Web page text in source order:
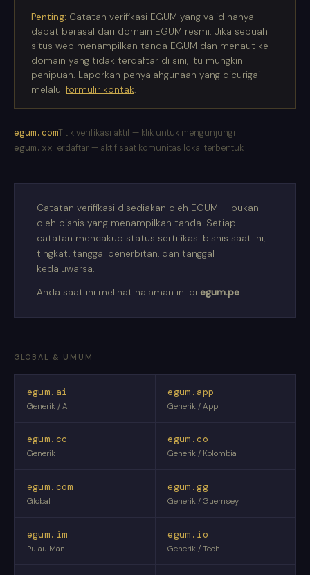
Penting: Catatan verifikasi EGUM yang valid hanya
dapat berasal dari domain EGUM resmi. Jika sebuah
situs web menampilkan tanda EGUM dan menaut ke
domain yang tidak terdaftar di sini, itu mungkin
penipuan. Laporkan penyalahgunaan yang dicurigai
melalui formulir kontak.
egum.comTitik verifikasi aktif — klik untuk mengunjungi
egum.xxTerdaftar — aktif saat komunitas lokal terbentuk
Catatan verifikasi disediakan oleh EGUM — bukan
oleh bisnis yang menampilkan tanda. Setiap
catatan mencakup status sertifikasi bisnis saat ini,
tingkat, tanggal penerbitan, dan tanggal
kedaluwarsa.
Anda saat ini melihat halaman ini di egum.pe.
GLOBAL & UMUM
egum.ai
Generik / AI
egum.app
Generik / App
egum.cc
Generik
egum.co
Generik / Kolombia
egum.com
Global
egum.gg
Generik / Guernsey
egum.im
Pulau Man
egum.io
Generik / Tech